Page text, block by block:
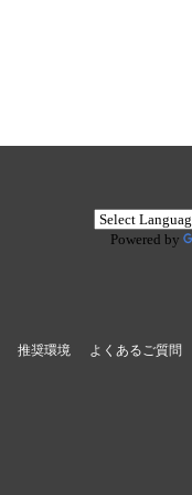
Powered by
推奨環境 よくあるご質問